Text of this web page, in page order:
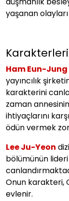
yaşanan
Ham Eun-Jung
yayıncılık
karakterini
zaman
ihtiyaçlarını
ödün vermek
Lee Ju-Yeon
bölümünün
Onun karakteri,
evlenir.